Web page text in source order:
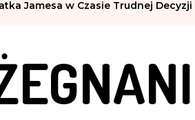
Jamesa w Czasie Trudnej Decyzji